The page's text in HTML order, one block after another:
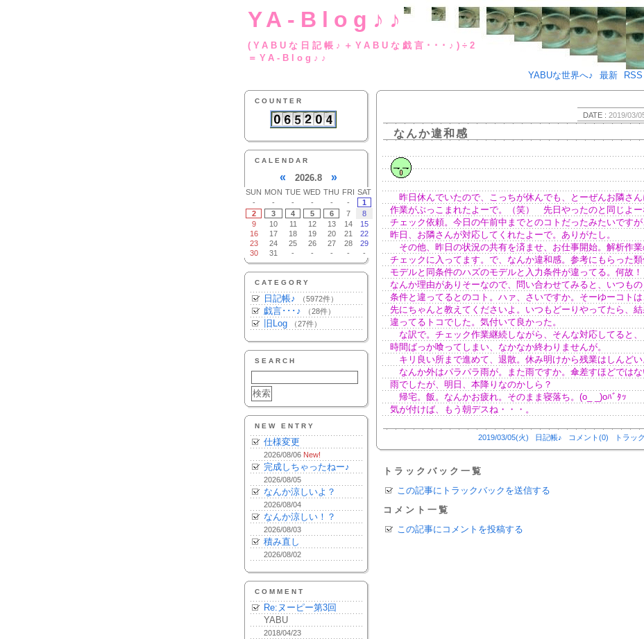
YA-Blog♪♪
(YABUな日記帳♪＋YABUな戯言･･･
＝YA-Blog♪♪
YABUな世界へ♪
最新 RSS
COUNTER
CALENDAR
« 2026.8 »
SUN MON TUE WED THU FRI SAT
-
- - - - -
1
2
3 4 5 6 7
8
9
10 11 12 13 14
15
16
17 18 19 20 21
22
23
24 25 26 27 28
29
30
31 - - - - -
CATEGORY
日記帳♪ （5972件）
戯言･･･♪ （28件）
旧Log （27件）
SEARCH
NEW ENTRY
仕様変更
2026/08/06 New!
完成しちゃったねー♪
2026/08/05
なんか涼しいよ？
2026/08/04
なんか涼しい！？
2026/08/03
積み直し
2026/08/02
COMMENT
Re:ヌーピー第3回
YABU
2018/04/23
DATE : 2019/03/
なんか違和感
昨日休んでいたので、こっちが休んでも、とーぜんお隣さん
作業がぶっこまれたよーで。（笑） 先日やったのと同じよー
チェック依頼。今日の午前中までとのコトだったみたいですが
昨日、お隣さんが対応してくれたよーで。ありがたし。
その他、昨日の状況の共有を済ませ、お仕事開始。解析作
チェックに入ってます。で、なんか違和感。参考にもらった
モデルと同条件のハズのモデルと入力条件が違ってる。何故！
なんか理由がありそーなので、問い合わせてみると、いつもの
条件と違ってるとのコト。ハァ、さいですか。そーゆーコトは
先にちゃんと教えてくださいよ。いつもどーりやってたら、
違ってるトコでした。気付いて良かった。
な訳で。チェック作業継続しながら、そんな対応してると、
時間ばっか喰ってしまい、なかなか終わりませんが。
キリ良い所まで進めて、退散。休み明けから残業はしんどい
なんか外はパラパラ雨が。また雨ですか。傘差すほどでは
雨でしたが、明日、本降りなのかしら？
帰宅。飯。なんかお疲れ。そのまま寝落ち。(o_ _)oﾊﾞﾀｯ
気が付けば、もう朝デスね・・・。
2019/03/05(火) 日記帳♪ コメント(0) トラッ
トラックバック一覧
この記事にトラックバックを送信する
コメント一覧
この記事にコメントを投稿する